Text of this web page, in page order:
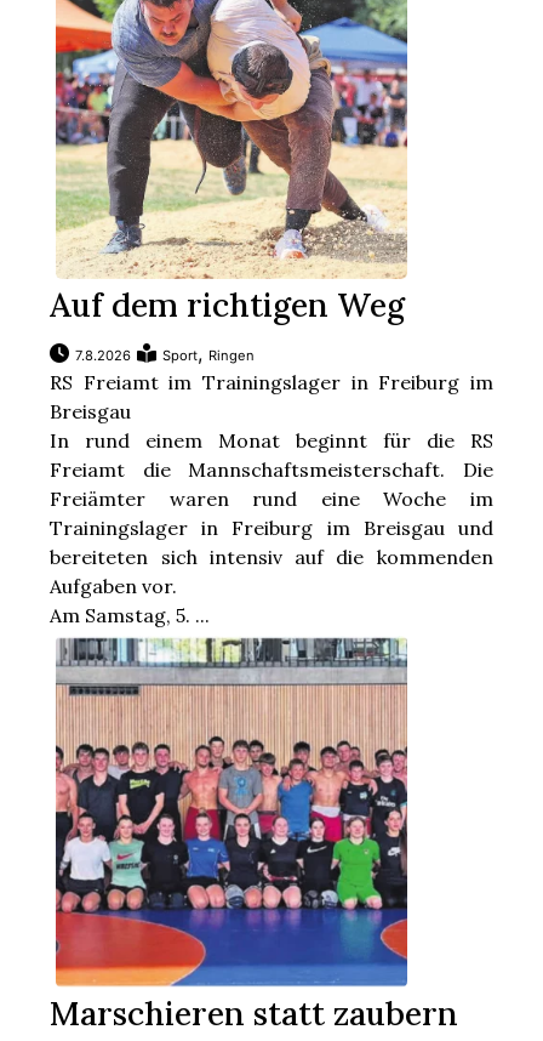
Auf dem richtigen Weg
7.8.2026 Sport, Ringen
RS Freiamt im Trainingslager in Freiburg im
Breisgau
In rund einem Monat beginnt für die RS
Freiamt die Mannschaftsmeisterschaft. Die
Freiämter waren rund eine Woche im
Trainingslager in Freiburg im Breisgau und
bereiteten sich intensiv auf die kommenden
Aufgaben vor.
Am Samstag, 5. ...
Marschieren statt zaubern